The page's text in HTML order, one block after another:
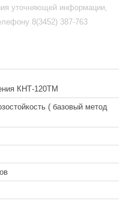
уточняющей информации,
8(3452) 387-763
КНТ-120ТМ
( базовый метод